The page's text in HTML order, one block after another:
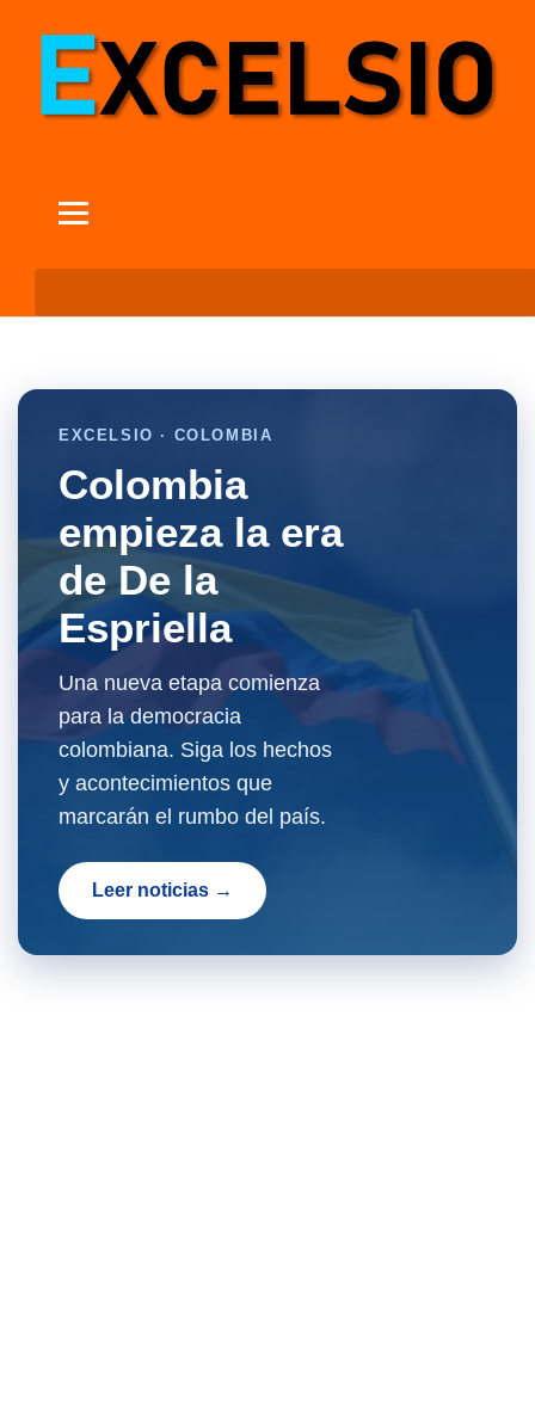
EXCELSIO · COLOMBIA
Colombia
empieza la era
de De la
Espriella
Una nueva etapa comienza
para la democracia
colombiana. Siga los hechos
y acontecimientos que
marcarán el rumbo del país.
Leer noticias →